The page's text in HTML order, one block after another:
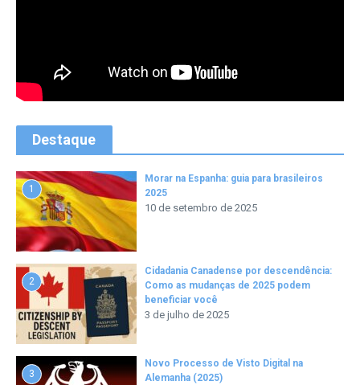
Destaque
1
Morar na Espanha: guia para brasileiros
2025
10 de setembro de 2025
2
Cidadania Canadense por descendência:
Como as mudanças de 2025 podem
beneficiar você
3 de julho de 2025
3
Novo Processo de Visto Digital na
Alemanha (2025)